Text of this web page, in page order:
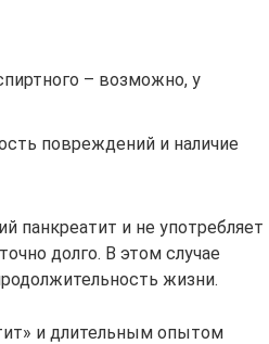
– возможно, у
повреждений и наличие
панкреатит и не употребляет
долго. В этом случае
жизни.
и длительным опытом